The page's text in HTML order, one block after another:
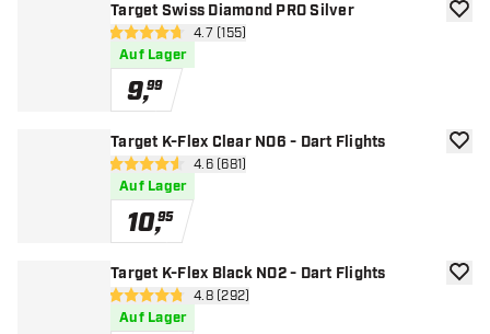
Target Swiss Diamond PRO Silver
Bewertungsbereich öffnen
4.7 Bewertungssterne
4.7 (155)
Auf Lager
9,99
Zur
Target K-Flex Clear NO6 - Dart Flights
Bewertungsbereich öffnen
4.6 Bewertungssterne
4.6 (681)
Auf Lager
10,95
Zur
Target K-Flex Black NO2 - Dart Flights
Bewertungsbereich öffnen
4.8 Bewertungssterne
4.8 (292)
Auf Lager
Zur